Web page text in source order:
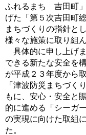
ふれるまち 吉田町
げた「第５次吉田町
まちづくりの指針と
様々な施策に取り組
具体的に申し上げ
できる新たな安全を
が平成２３年度から
「津波防災まちづく
もに、安心・安全と
的に進める「シーガ
の実現に向けた取組
た。